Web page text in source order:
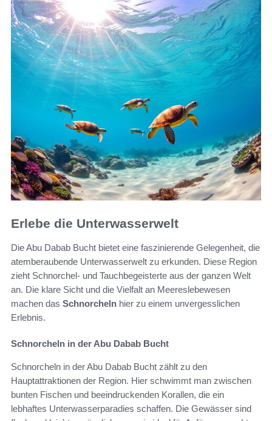
Erlebe die Unterwasserwelt
Die Abu Dabab Bucht bietet eine faszinierende Gelegenheit, die
atemberaubende Unterwasserwelt zu erkunden. Diese Region
zieht Schnorchel- und Tauchbegeisterte aus der ganzen Welt
an. Die klare Sicht und die Vielfalt an Meereslebewesen
machen das Schnorcheln hier zu einem unvergesslichen
Erlebnis.
Schnorcheln in der Abu Dabab Bucht
Schnorcheln in der Abu Dabab Bucht zählt zu den
Hauptattraktionen der Region. Hier schwimmt man zwischen
bunten Fischen und beeindruckenden Korallen, die ein
lebhaftes Unterwasserparadies schaffen. Die Gewässer sind